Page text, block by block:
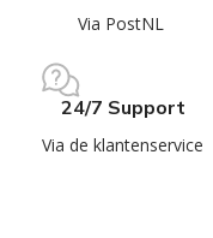
Via PostNL
24/7 Support
Via de klantenservice